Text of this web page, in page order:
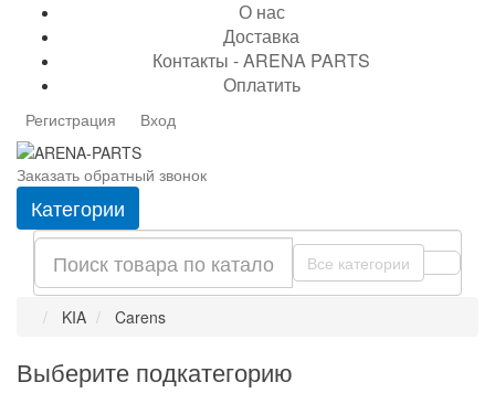
О нас
Доставка
Контакты - ARENA PARTS
Оплатить
Регистрация Вход
Заказать обратный звонок
Категории
Все категории
KIA Carens
Выберите подкатегорию